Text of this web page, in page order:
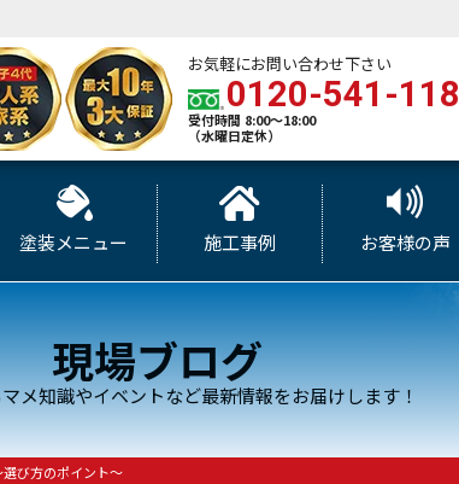
お気軽にお問い合わせ下さい
0120-541-118
受付時間 8:00～18:00
（水曜日定休）
塗装メニュー 施工事例 お客様の声
現場ブログ
メ知識やイベントなど最新情報をお届けします！
び方のポイント～